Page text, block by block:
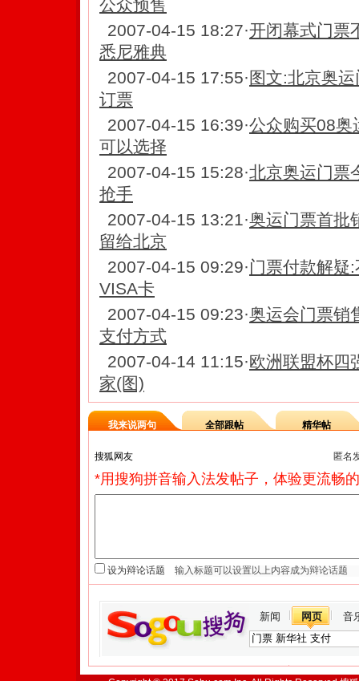
公众预售
2007-04-15 18:27·开闭幕式门票
悉尼雅典
2007-04-15 17:55· 图文:北京奥
订票
2007-04-15 16:39·公众购买08奥
可以选择
2007-04-15 15:28·北京奥运门票
抢手
2007-04-15 13:21·奥运门票首批
留给北京
2007-04-15 09:29·门票付款解疑
VISA卡
2007-04-15 09:23·奥运会门票销
支付方式
2007-04-14 11:15·欧洲联盟杯四
家(图)
我来说两句 全部跟帖 精华帖
匿名
*用搜狗拼音输入法发帖子，体验更流畅
设为辩论话题
新闻 网页 音